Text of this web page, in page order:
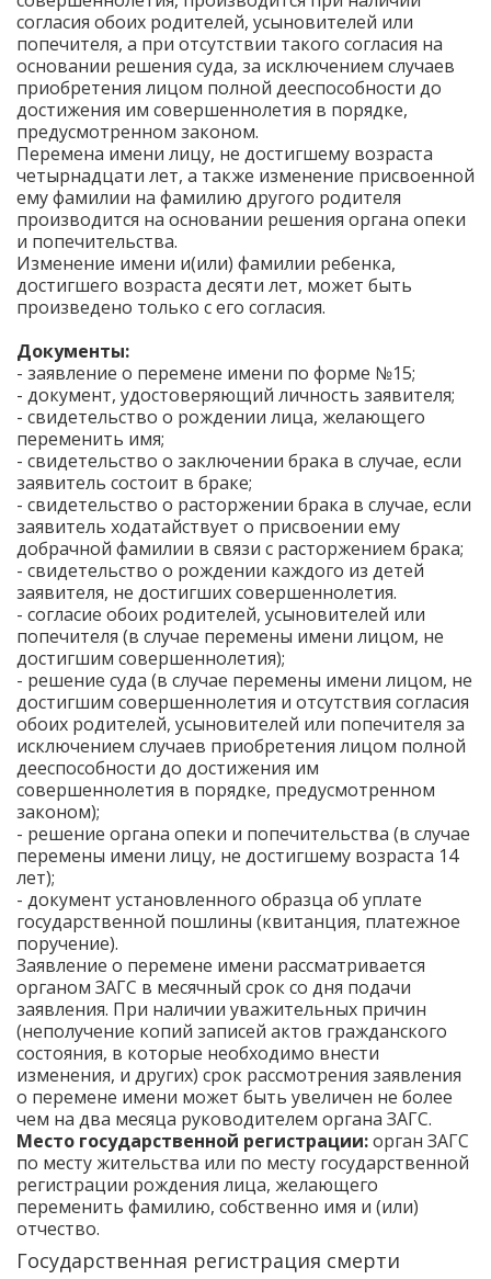
согласия обоих родителей, усыновителей или
попечителя, а при отсутствии такого согласия на
основании решения суда, за исключением случаев
приобретения лицом полной дееспособности до
достижения им совершеннолетия в порядке,
предусмотренном законом.
Перемена имени лицу, не достигшему возраста
четырнадцати лет, а также изменение присвоенной
ему фамилии на фамилию другого родителя
производится на основании решения органа опеки
и попечительства.
Изменение имени и(или) фамилии ребенка,
достигшего возраста десяти лет, может быть
произведено только с его согласия.
Документы:
- заявление о перемене имени по форме №15;
- документ, удостоверяющий личность заявителя;
- свидетельство о рождении лица, желающего
переменить имя;
- свидетельство о заключении брака в случае, если
заявитель состоит в браке;
- свидетельство о расторжении брака в случае, если
заявитель ходатайствует о присвоении ему
добрачной фамилии в связи с расторжением брака;
- свидетельство о рождении каждого из детей
заявителя, не достигших совершеннолетия.
- согласие обоих родителей, усыновителей или
попечителя (в случае перемены имени лицом, не
достигшим совершеннолетия);
- решение суда (в случае перемены имени лицом, не
достигшим совершеннолетия и отсутствия согласия
обоих родителей, усыновителей или попечителя за
исключением случаев приобретения лицом полной
дееспособности до достижения им
совершеннолетия в порядке, предусмотренном
законом);
- решение органа опеки и попечительства (в случае
перемены имени лицу, не достигшему возраста 14
лет);
- документ установленного образца об уплате
государственной пошлины (квитанция, платежное
поручение).
Заявление о перемене имени рассматривается
органом ЗАГС в месячный срок со дня подачи
заявления. При наличии уважительных причин
(неполучение копий записей актов гражданского
состояния, в которые необходимо внести
изменения, и других) срок рассмотрения заявления
о перемене имени может быть увеличен не более
чем на два месяца руководителем органа ЗАГС.
Место государственной регистрации:орган ЗАГС
по месту жительства или по месту государственной
регистрации рождения лица, желающего
переменить фамилию, собственно имя и (или)
отчество.
Государственная регистрация смерти